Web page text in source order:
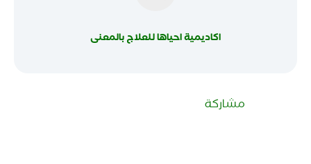
اكاديمية احياها للعلاج بالمعنى
مشاركة